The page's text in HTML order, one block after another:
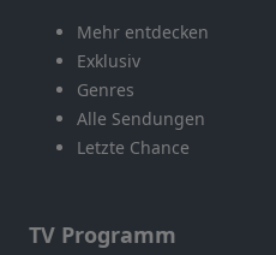
Mehr entdecken
Exklusiv
Genres
Alle Sendungen
Letzte Chance
TV Programm